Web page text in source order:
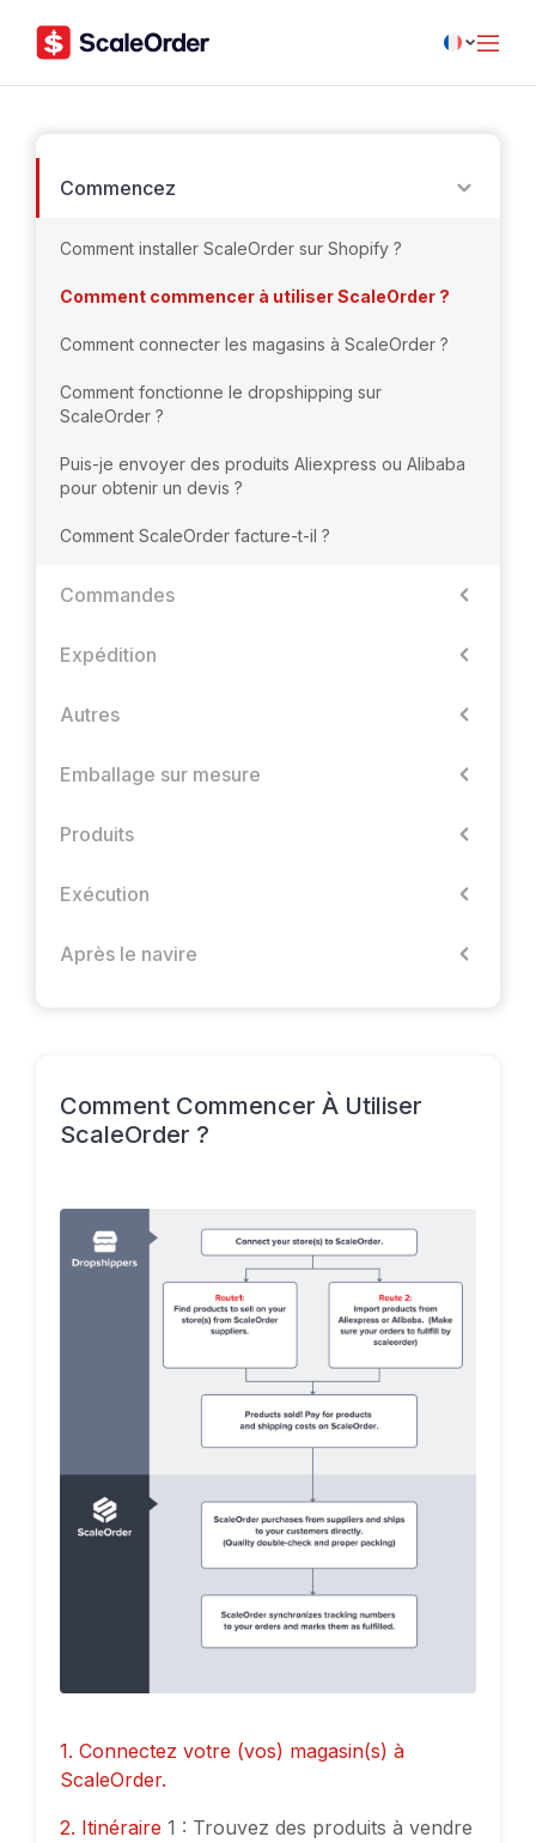
Commencez
Comment installer ScaleOrder sur Shopify ?
Comment commencer à utiliser ScaleOrder ?
Comment connecter les magasins à ScaleOrder ?
Comment fonctionne le dropshipping sur
ScaleOrder ?
Puis-je envoyer des produits Aliexpress ou Alibaba
pour obtenir un devis ?
Comment ScaleOrder facture-t-il ?
Commandes
Expédition
Autres
Emballage sur mesure
Produits
Exécution
Après le navire
Comment Commencer À Utiliser
ScaleOrder ?
1. Connectez votre (vos) magasin(s) à
ScaleOrder.
2. Itinéraire 1 : Trouvez des produits à vendre